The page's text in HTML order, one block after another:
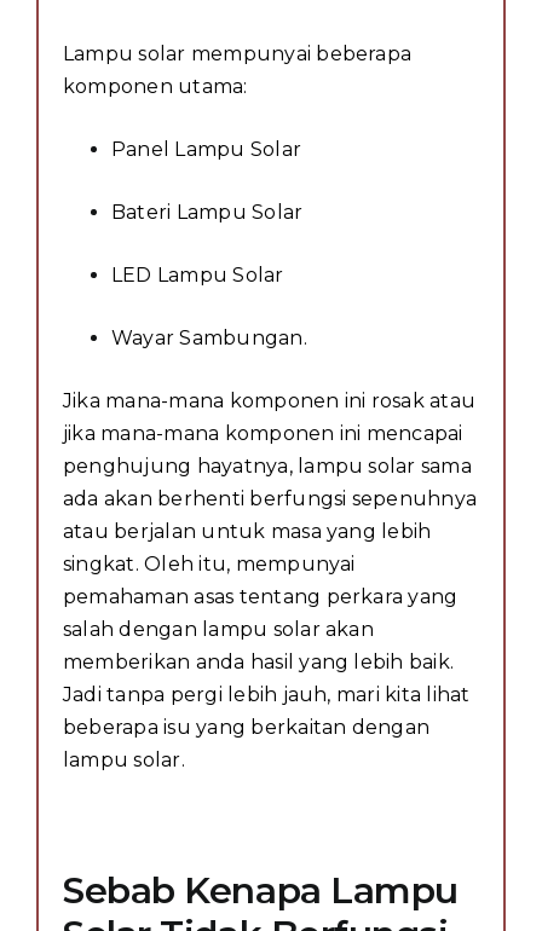
Lampu solar mempunyai beberapa
komponen utama:
Panel Lampu Solar
Bateri Lampu Solar
LED Lampu Solar
Wayar Sambungan.
Jika mana-mana komponen ini rosak atau
jika mana-mana komponen ini mencapai
penghujung hayatnya, lampu solar sama
ada akan berhenti berfungsi sepenuhnya
atau berjalan untuk masa yang lebih
singkat. Oleh itu, mempunyai
pemahaman asas tentang perkara yang
salah dengan lampu solar akan
memberikan anda hasil yang lebih baik.
Jadi tanpa pergi lebih jauh, mari kita lihat
beberapa isu yang berkaitan dengan
lampu solar.
Sebab Kenapa Lampu